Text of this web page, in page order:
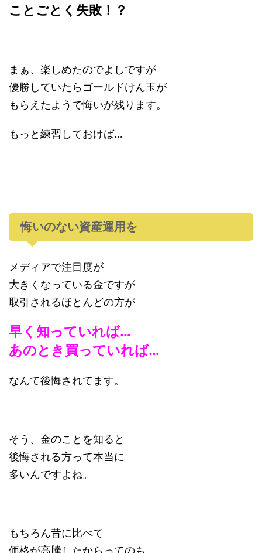
ことごとく失敗！？
まぁ、楽しめたのでよしですが
優勝していたらゴールドけん玉が
もらえたようで悔いが残ります。
もっと練習しておけば…
悔いのない資産運用を
メディアで注目度が
大きくなっている金ですが
取引されるほとんどの方が
早く知っていれば…
あのとき買っていれば…
なんて後悔されてます。
そう、金のことを知ると
後悔される方って本当に
多いんですよね。
もちろん昔に比べて